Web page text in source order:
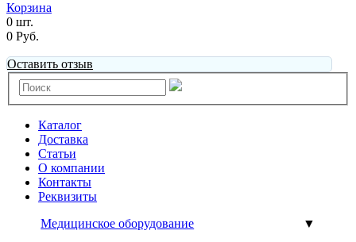
Корзина
0 шт.
0 Руб.
Оставить отзыв
Каталог
Доставка
Статьи
О компании
Контакты
Реквизиты
Медицинское оборудование
▼